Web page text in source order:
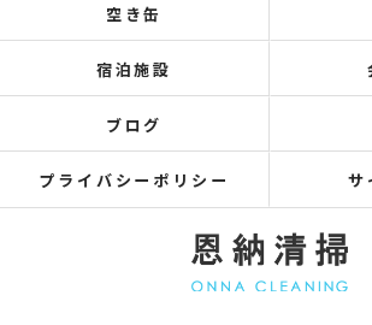
空き缶
宿泊施設
ブログ
プライバシーポリシー サ